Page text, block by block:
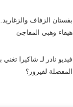
بفستان الزفاف
هيفاء وهبي المفاجئ
فيديو نادر لـ شاكيرا تغني
المفضلة لفيروز؟